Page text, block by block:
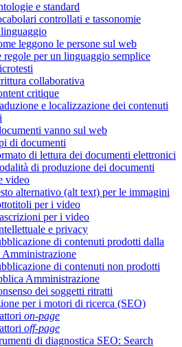
e standard
controllati e tassonomie
leggono le persone sul web
regole per un linguaggio semplice
collaborativa
critique
e localizzazione dei contenuti
vanno sul web
di documenti
di lettura dei documenti elettronici
di produzione dei documenti
video
alternativo (alt text) per le immagini
per i video
per i video
e privacy
di contenuti prodotti dalla
Amministrazione
di contenuti non prodotti
Amministrazione
dei soggetti ritratti
per i motori di ricerca (SEO)
on-page
off-page
di diagnostica SEO: Search